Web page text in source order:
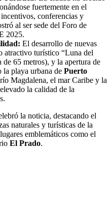
fuertemente en el
conferencias y
al ser sede del Foro de
2025.
El desarrollo de nuevas
atractivo turístico “Luna del
65 metros), y la apertura de
la playa urbana de Puerto
Magdalena, el mar Caribe y la
la calidad de la
la noticia, destacando el
naturales y turísticas de la
emblemáticos como el
El Prado.